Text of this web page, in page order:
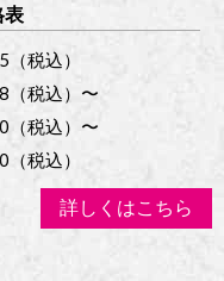
表
（税込）
（税込）〜
（税込）〜
（税込）
詳しくはこちら